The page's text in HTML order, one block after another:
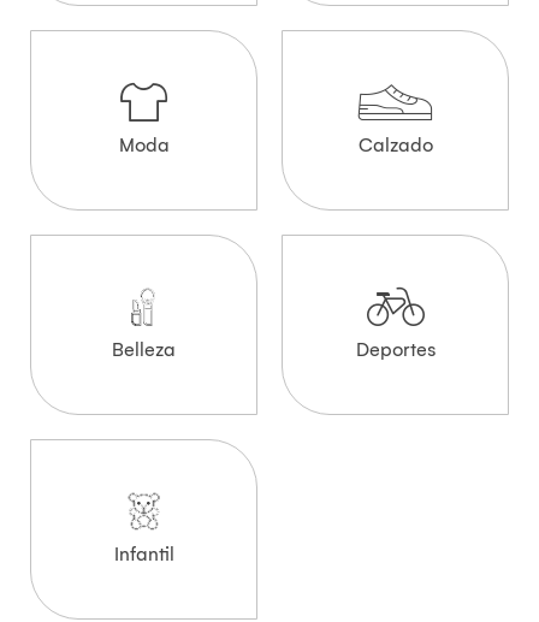
Moda Calzado
Belleza Deportes
Infantil